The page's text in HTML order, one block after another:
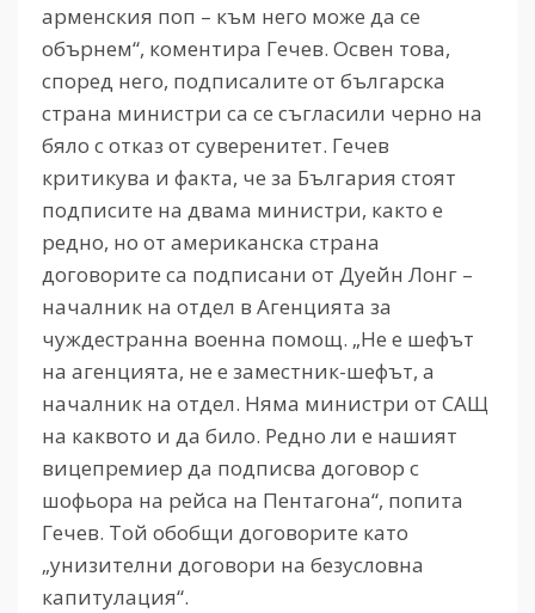
арменския поп – към него може да се
обърнем“, коментира Гечев. Освен това,
според него, подписалите от българска
страна министри са се съгласили черно на
бяло с отказ от суверенитет. Гечев
критикува и факта, че за България стоят
подписите на двама министри, както е
редно, но от американска страна
договорите са подписани от Дуейн Лонг –
началник на отдел в Агенцията за
чуждестранна военна помощ. „Не е шефът
на агенцията, не е заместник-шефът, а
началник на отдел. Няма министри от САЩ
на каквото и да било. Редно ли е нашият
вицепремиер да подписва договор с
шофьора на рейса на Пентагона“, попита
Гечев. Той обобщи договорите като
„унизителни договори на безусловна
капитулация“.